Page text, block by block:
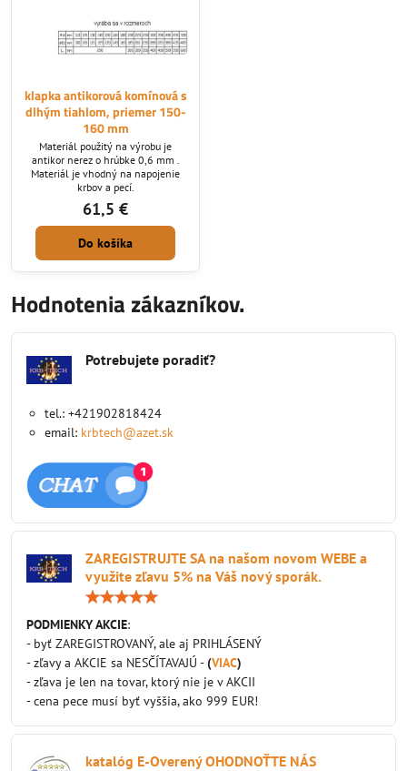
klapka antikorová komínová s
dlhým tiahlom, priemer 150-
160 mm
Materiál použitý na výrobu je
antikor nerez o hrúbke 0,6 mm .
Materiál je vhodný na napojenie
krbov a pecí.
61,5 €
Do košíka
Hodnotenia zákazníkov.
Potrebujete poradiť?
tel.: +421902818424
email: krbtech@azet.sk
ZAREGISTRUJTE SA na našom novom WEBE a
využite zľavu 5% na Váš nový sporák.
PODMIENKY AKCIE:
- byť ZAREGISTROVANÝ, ale aj PRIHLÁSENÝ
- zľavy a AKCIE sa NESČÍTAVAJÚ -(VIAC)
- zľava je len na tovar, ktorý nie je v AKCII
- cena pece musí byť vyššia, ako 999 EUR!
katalóg E-Overený OHODNOŤTE NÁS